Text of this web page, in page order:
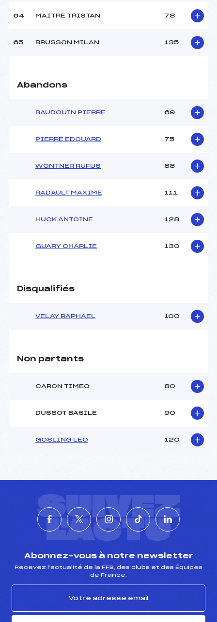
64 MAITRE TRISTAN 78
65 BRUSSON MILAN 135
Abandons
BAUDOUIN PIERRE 69
PIERRE EDOUARD 75
WONTNER RUFUS 88
RADAULT MAXIME 111
HUCK ANTOINE 128
GUARY CHARLIE 130
Disqualifiés
VELAY RAPHAEL 100
Non partants
CARON TIMEO 80
DUSSOT BASILE 90
GOSLING LEO 120
SUIVEZ
L'ACTU
Abonnez-vous à notre newsletter
Recevez l’actualité de la FFS, des clubs et des Équipes
de France.